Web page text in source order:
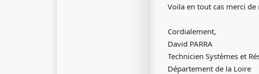
Voila en tout cas merci
Cordialement,
David PARRA
Technicien Systèmes et
Département de la Loire